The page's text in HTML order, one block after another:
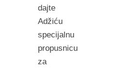
dajte
Adžiću
specijalnu
propusnicu
za